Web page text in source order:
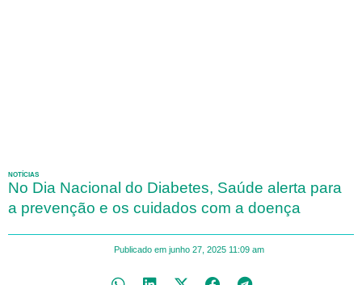
NOTÍCIAS
No Dia Nacional do Diabetes, Saúde alerta para
a prevenção e os cuidados com a doença
Publicado em junho 27, 2025 11:09 am